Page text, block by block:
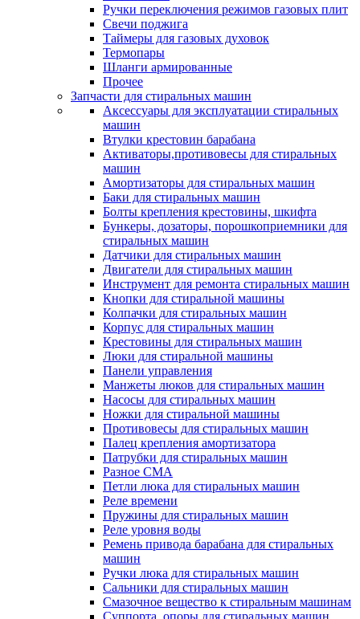
Ручки переключения режимов газовых плит
Свечи поджига
Таймеры для газовых духовок
Термопары
Шланги армированные
Прочее
Запчасти для стиральных машин
Аксессуары для эксплуатации стиральных
машин
Втулки крестовин барабана
Активаторы,противовесы для стиральных
машин
Амортизаторы для стиральных машин
Баки для стиральных машин
Болты крепления крестовины, шкифта
Бункеры, дозаторы, порошкоприемники для
стиральных машин
Датчики для стиральных машин
Двигатели для стиральных машин
Инструмент для ремонта стиральных машин
Кнопки для стиральной машины
Колпачки для стиральных машин
Корпус для стиральных машин
Крестовины для стиральных машин
Люки для стиральной машины
Панели управления
Манжеты люков для стиральных машин
Насосы для стиральных машин
Ножки для стиральной машины
Противовесы для стиральных машин
Палец крепления амортизатора
Патрубки для стиральных машин
Разное СМА
Петли люка для стиральных машин
Реле времени
Пружины для стиральных машин
Реле уровня воды
Ремень привода барабана для стиральных
машин
Ручки люка для стиральных машин
Сальники для стиральных машин
Смазочное вещество к стиральным машинам
Суппорта, опоры для стиральных машин